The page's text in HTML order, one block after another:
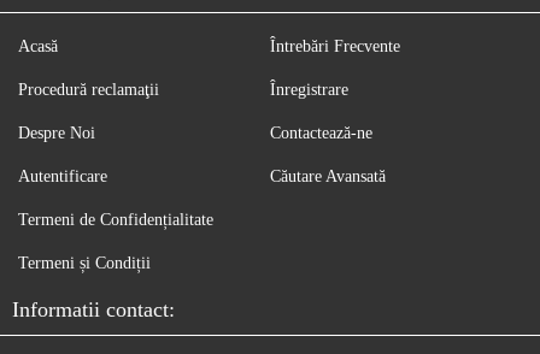
Acasă
Procedură reclamaţii
Despre Noi
Autentificare
Întrebări Frecvente
Înregistrare
Contactează-ne
Căutare Avansată
Termeni de Confidențialitate
Termeni și Condiții
Informatii contact: